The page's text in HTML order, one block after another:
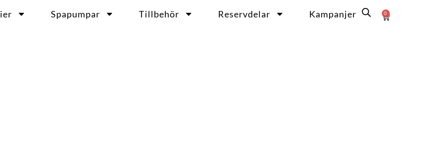
Spapumpar Tillbehör Reservdelar Kampanjer 0
Varukorg